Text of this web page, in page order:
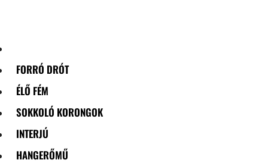
FORRÓ DRÓT
ÉLŐ FÉM
SOKKOLÓ KORONGOK
INTERJÚ
HANGERŐMŰ